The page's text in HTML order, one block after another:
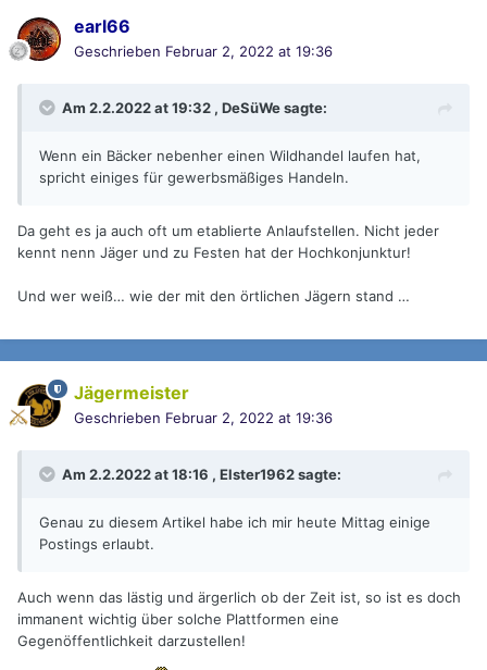
earl66
Geschrieben Februar 2, 2022 at 19:36
Am 2.2.2022 at 19:32 , DeSüWesagte:
Wenn ein Bäcker nebenher einen Wildhandel laufen hat,
spricht einiges für gewerbsmäßiges Handeln.
Da geht es ja auch oft um etablierte Anlaufstellen. Nicht jeder
kennt nenn Jäger und zu Festen hat der Hochkonjunktur!
Und wer weiß… wie der mit den örtlichen Jägern stand …
Jägermeister
Geschrieben Februar 2, 2022 at 19:36
Am 2.2.2022 at 18:16 , Elster1962sagte:
Genau zu diesem Artikel habe ich mir heute Mittag einige
Postings erlaubt.
Auch wenn das lästig und ärgerlich ob der Zeit ist, so ist es doch
immanent wichtig über solche Plattformen eine
Gegenöffentlichkeit darzustellen!